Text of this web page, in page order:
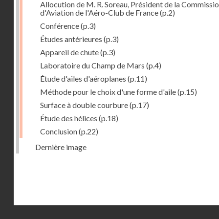
Allocution de M. R. Soreau, Président de la
d'Aviation de l'Aéro-Club de France(p.2)
Conférence(p.3)
Études antérieures (p.3)
Appareil de chute(p.3)
Laboratoire du Champ de Mars (p.4)
Étude d'ailes d'aéroplanes (p.11)
Méthode pour le choix d'une forme d'aile(p.15)
Surface à double courbure(p.17)
Étude des hélices (p.18)
Conclusion(p.22)
Dernière image